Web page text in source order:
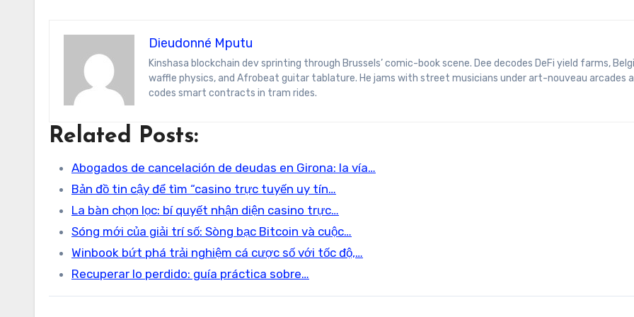
Dieudonné Mputu
Kinshasa blockchain dev sprinting through Brussels’ comic-book scene. Dee decodes DeFi yield farms, Belgian
waffle physics, and Afrobeat guitar tablature. He jams with street musicians under art-nouveau arcades
codes smart contracts in tram rides.
Related Posts:
Abogados de cancelación de deudas en Girona: la vía…
Bản đồ tin cậy để tìm “casino trực tuyến uy tín…
La bàn chọn lọc: bí quyết nhận diện casino trực…
Sóng mới của giải trí số: Sòng bạc Bitcoin và cuộc…
Winbook bứt phá trải nghiệm cá cược số với tốc độ,…
Recuperar lo perdido: guía práctica sobre…